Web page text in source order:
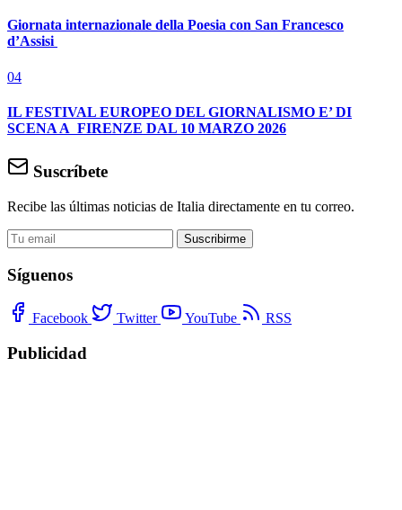
Giornata internazionale della Poesia con San Francesco
d’Assisi
04
IL FESTIVAL EUROPEO DEL GIORNALISMO E’ DI
SCENA A FIRENZE DAL 10 MARZO 2026
Suscríbete
Recibe las últimas noticias de Italia directamente en tu correo.
Suscribirme
Síguenos
Facebook Twitter YouTube RSS
Publicidad